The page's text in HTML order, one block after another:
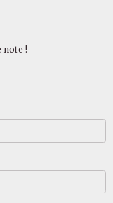
note !